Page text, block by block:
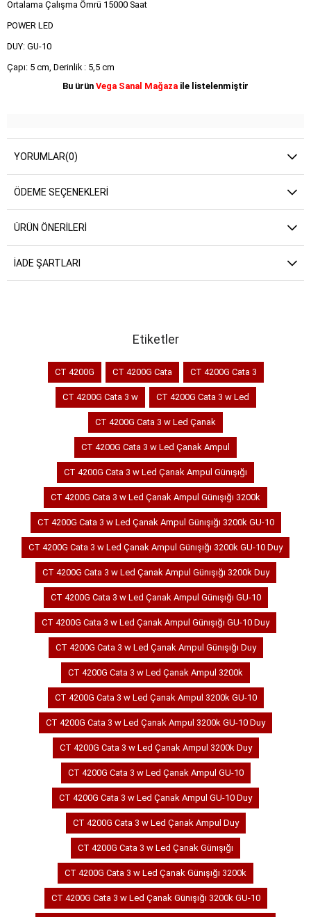
Ortalama Çalışma Ömrü 15000 Saat
POWER LED
DUY: GU-10
Çapı: 5 cm, Derinlik : 5,5 cm
Bu ürün Vega Sanal Mağaza ile listelenmiştir
YORUMLAR(0)
ÖDEME SEÇENEKLERI
ÜRÜN ÖNERILERI
İADE ŞARTLARI
Etiketler
CT 4200G CT 4200G Cata CT 4200G Cata 3
CT 4200G Cata 3 w CT 4200G Cata 3 w Led
CT 4200G Cata 3 w Led Çanak
CT 4200G Cata 3 w Led Çanak Ampul
CT 4200G Cata 3 w Led Çanak Ampul Günışığı
CT 4200G Cata 3 w Led Çanak Ampul Günışığı 3200k
CT 4200G Cata 3 w Led Çanak Ampul Günışığı 3200k GU-10
CT 4200G Cata 3 w Led Çanak Ampul Günışığı 3200k GU-10 Duy
CT 4200G Cata 3 w Led Çanak Ampul Günışığı 3200k Duy
CT 4200G Cata 3 w Led Çanak Ampul Günışığı GU-10
CT 4200G Cata 3 w Led Çanak Ampul Günışığı GU-10 Duy
CT 4200G Cata 3 w Led Çanak Ampul Günışığı Duy
CT 4200G Cata 3 w Led Çanak Ampul 3200k
CT 4200G Cata 3 w Led Çanak Ampul 3200k GU-10
CT 4200G Cata 3 w Led Çanak Ampul 3200k GU-10 Duy
CT 4200G Cata 3 w Led Çanak Ampul 3200k Duy
CT 4200G Cata 3 w Led Çanak Ampul GU-10
CT 4200G Cata 3 w Led Çanak Ampul GU-10 Duy
CT 4200G Cata 3 w Led Çanak Ampul Duy
CT 4200G Cata 3 w Led Çanak Günışığı
CT 4200G Cata 3 w Led Çanak Günışığı 3200k
CT 4200G Cata 3 w Led Çanak Günışığı 3200k GU-10